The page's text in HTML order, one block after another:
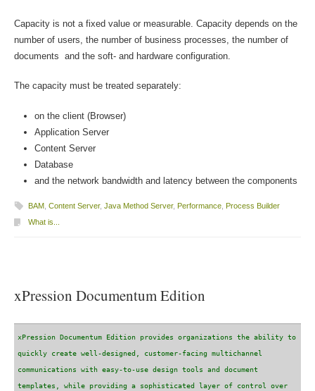
Capacity is not a fixed value or measurable. Capacity depends on the
number of users, the number of business processes, the number of
documents and the soft- and hardware configuration.
The capacity must be treated separately:
on the client (Browser)
Application Server
Content Server
Database
and the network bandwidth and latency between the components
BAM, Content Server, Java Method Server, Performance, Process Builder
What is...
xPression Documentum Edition
xPression Documentum Edition provides organizations the ability to
quickly create well-designed, customer-facing multichannel
communications with easy-to-use design tools and document
templates, while providing a sophisticated layer of control over